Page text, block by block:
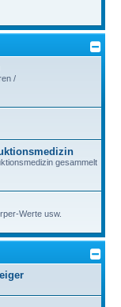
/
gesammelt
Werte usw.